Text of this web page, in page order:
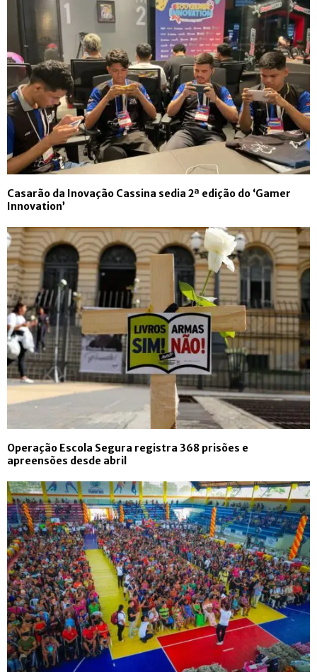
Casarão da Inovação Cassina sedia 2ª edição do ‘Gamer
Innovation’
Operação Escola Segura registra 368 prisões e
apreensões desde abril